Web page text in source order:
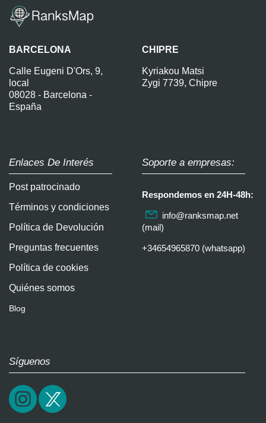
BARCELONA
Calle Eugeni D'Ors, 9,
local
08028 - Barcelona -
España
CHIPRE
Kyriakou Matsi
Zygi 7739, Chipre
Enlaces De Interés
Post patrocinado
Términos y condiciones
Política de Devolución
Preguntas frecuentes
Política de cookies
Quiénes somos
Blog
Soporte a empresas:
Respondemos en 24H-48h:
info@ranksmap.net
(mail)
+34654965870 (whatsapp)
Síguenos